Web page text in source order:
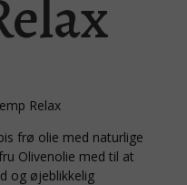
Relax
frø olie med naturlige
Olivenolie med til at
og øjeblikkelig